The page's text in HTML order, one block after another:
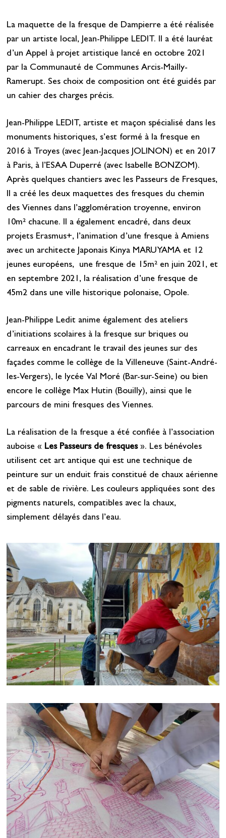
La maquette de la fresque de Dampierre a été réalisée
par un artiste local, Jean-Philippe LEDIT. Il a été lauréat
d’un Appel à projet artistique lancé en octobre 2021
par la Communauté de Communes Arcis-Mailly-
Ramerupt. Ses choix de composition ont été guidés par
un cahier des charges précis.
Jean-Philippe LEDIT, artiste et maçon spécialisé dans les
monuments historiques, s’est formé à la fresque en
2016 à Troyes (avec Jean-Jacques JOLINON) et en 2017
à Paris, à l’ESAA Duperré (avec Isabelle BONZOM).
Après quelques chantiers avec les Passeurs de Fresques,
Il a créé les deux maquettes des fresques du chemin
des Viennes dans l’agglomération troyenne, environ
10m² chacune. Il a également encadré, dans deux
projets Erasmus+, l’animation d’une fresque à Amiens
avec un architecte Japonais Kinya MARUYAMA et 12
jeunes européens, une fresque de 15m² en juin 2021, et
en septembre 2021, la réalisation d’une fresque de
45m2 dans une ville historique polonaise, Opole.
Jean-Philippe Ledit anime également des ateliers
d’initiations scolaires à la fresque sur briques ou
carreaux en encadrant le travail des jeunes sur des
façades comme le collège de la Villeneuve (Saint-André-
les-Vergers), le lycée Val Moré (Bar-sur-Seine) ou bien
encore le collège Max Hutin (Bouilly), ainsi que le
parcours de mini fresques des Viennes.
La réalisation de la fresque a été confiée à l’association
auboise « Les Passeurs de fresques». Les bénévoles
utilisent cet art antique qui est une technique de
peinture sur un enduit frais constitué de chaux aérienne
et de sable de rivière. Les couleurs appliquées sont des
pigments naturels, compatibles avec la chaux,
simplement délayés dans l’eau.